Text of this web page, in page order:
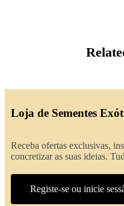
Loja de Sementes
Receba ofertas exclusivas,
concretizar as suas ideias.
Registe-se ou inicie